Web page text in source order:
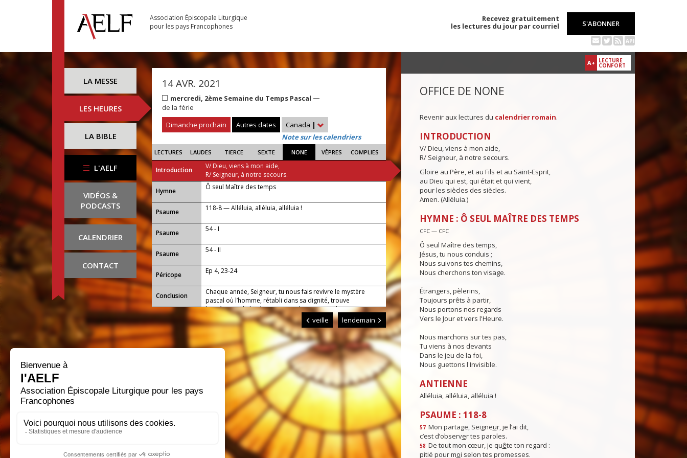
Association Épiscopale Liturgique
pour les pays Francophones
Recevez gratuitement
les lectures du jour par courriel
S'ABONNER
API
LA MESSE
LES HEURES
LA BIBLE
L'AELF
VIDÉOS &
PODCASTS
CALENDRIER
CONTACT
14 AVR. 2021
mercredi, 2ème Semaine du Temps Pascal —
de la férie
Dimanche prochain
Autres dates Canada |
Note sur les calendriers
LECTURES LAUDES TIERCE SEXTE NONE VÊPRES COMPLIES
Introduction
V/ Dieu, viens à mon aide,
R/ Seigneur, à notre secours.
...
Hymne Ô seul Maître des temps
Psaume 118-8 — Alléluia, alléluia, alléluia !
Psaume 54 - I
Psaume 54 - II
Péricope Ep 4, 23-24
Conclusion
Chaque année, Seigneur, tu nous fais revivre le mystère
pascal où l’homme, rétabli dans sa dignité, trouve
l’espérance de la résurrection ; donne-nous de toujours
accueillir avec amour ce que nous célébrons dans la foi.
veille lendemain
A+ LECTURE
CONFORT
OFFICE DE NONE
Revenir aux lectures du calendrier romain.
INTRODUCTION
V/ Dieu, viens à mon aide,
R/ Seigneur, à notre secours.
Gloire au Père, et au Fils et au Saint-Esprit,
au Dieu qui est, qui était et qui vient,
pour les siècles des siècles.
Amen. (Alléluia.)
HYMNE : Ô SEUL MAÎTRE DES TEMPS
CFC — CFC
Ô seul Maître des temps,
Jésus, tu nous conduis ;
Nous suivons tes chemins,
Nous cherchons ton visage.
Étrangers, pèlerins,
Toujours prêts à partir,
Nous portons nos regards
Vers le Jour et vers l'Heure.
Nous marchons sur tes pas,
Tu viens à nos devants
Dans le jeu de la foi,
Nous guettons l'Invisible.
ANTIENNE
Alléluia, alléluia, alléluia !
PSAUME : 118-8
57 Mon partage, Seigneur, je l’ai dit,
c’est d’observer tes paroles.
58 De tout mon cœur, je quête ton regard :
pitié pour moi selon tes promesses.